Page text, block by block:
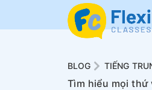
BLOG TIẾNG
Tìm hiểu mọi thứ